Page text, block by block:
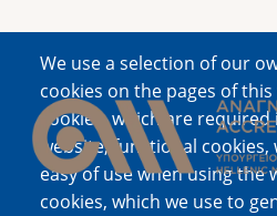
We use a selection of our
cookies on the pages of
cookies, which are
website; functional
easy of use when using the
cookies, which we use to
Image